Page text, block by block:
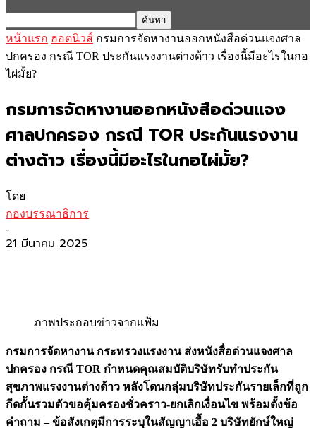
หน้าแรก ฮอตนิวส์ กรมการจัดหางานออกหนังสือด่วนแจงศาล
ปกครอง กรณี TOR ประกันแรงงานต่างด้าว เรื่องนี้มีอะไรในกอ
ไผ่มั้ย?
กรมการจัดหางานออกหนังสือด่วนแจง
ศาลปกครอง กรณี TOR ประกันแรงงาน
ต่างด้าว เรื่องนี้มีอะไรในกอไผ่มั้ย?
โดย
กองบรรณาธิการ
-
21 มีนาคม 2025
ภาพประกอบข่าวจากแฟ้ม
กรมการจัดหางาน กระทรวงแรงงาน ส่งหนังสื่อด่วนแจงศาล
ปกครอง กรณี TOR กำหนดคุณสมบัติบริษัทรับทำประกัน
สุขภาพแรงงานต่างด้าว หลังโดนกลุ่มบริษัทประกันรายเล็กที่ถูก
กีดกั้นรวมตัวขอคุ้มครองชั่วคราว-ยกเลิกเงื่อนไข พร้อมตั้งข้อ
คำถาม – ข้อสังเกตุมีการระบุในสัญญาเอื้อ 2 บริษัทยักษ์ใหญ่